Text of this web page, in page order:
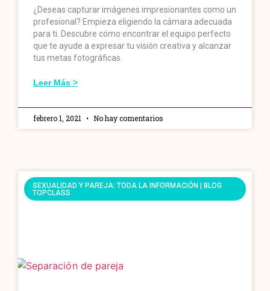
¿Deseas capturar imágenes impresionantes como un
profesional? Empieza eligiendo la cámara adecuada
para ti. Descubre cómo encontrar el equipo perfecto
que te ayude a expresar tu visión creativa y alcanzar
tus metas fotográficas.
Leer Más >
febrero 1, 2021 No hay comentarios
SEXUALIDAD Y PAREJA: TODA LA INFORMACIÓN | BLOG
TOPCLASS